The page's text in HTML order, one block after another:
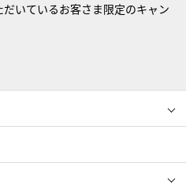
いているお客さま限定のキャン
レディース